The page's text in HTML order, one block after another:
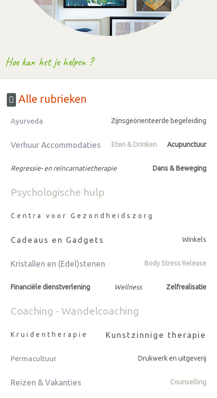
Hoe kan het je helpen ?
Alle rubrieken
Ayurveda Zijnsgeörienteerde begeleiding
Verhuur Accommodaties Eten & Drinken Acupunctuur
Regressie- en reïncarnatietherapie Dans & Beweging
Psychologische hulp
Centra voor Gezondheidszorg
Cadeaus en Gadgets Winkels
Kristallen en (Edel)stenen Body Stress Release
Financiële dienstverlening Wellness Zelfrealisatie
Coaching - Wandelcoaching
Kruidentherapie Kunstzinnige therapie
Permacultuur Drukwerk en uitgeverij
Reizen & Vakanties Counselling